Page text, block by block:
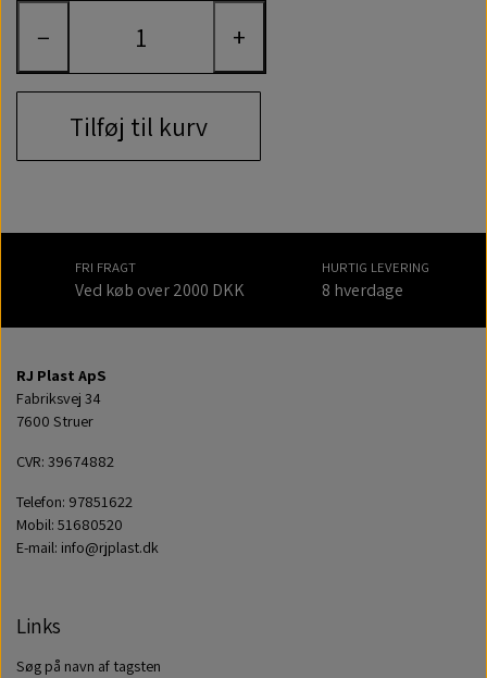
− +
Tilføj til kurv
FRI FRAGT
Ved køb over 2000 DKK
HURTIG LEVERING
8 hverdage
RJ Plast ApS
Fabriksvej 34
7600 Struer
CVR: 39674882
Telefon: 97851622
Mobil: 51680520
E-mail: info@rjplast.dk
Links
Søg på navn af tagsten